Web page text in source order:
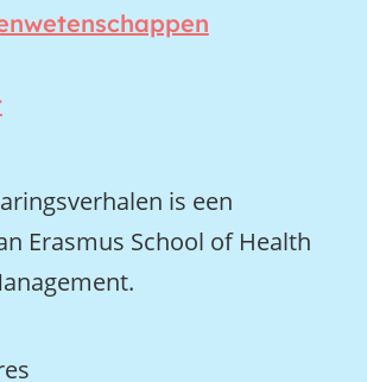
is een
Erasmus School of Health